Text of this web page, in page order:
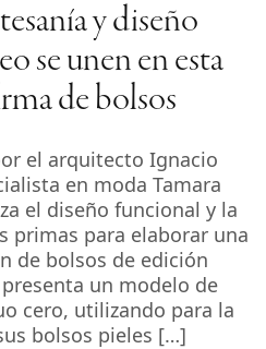
y diseño
se unen en esta
de bolsos
el arquitecto Ignacio
en moda Tamara
el diseño funcional y la
primas para elaborar una
de bolsos de edición
un modelo de
cero, utilizando para la
bolsos pieles […]